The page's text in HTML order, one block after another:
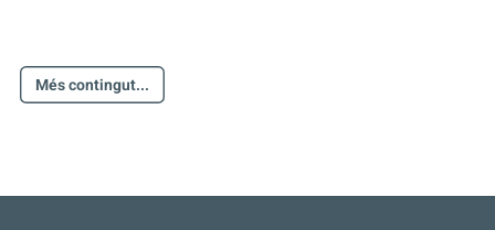
Més contingut...